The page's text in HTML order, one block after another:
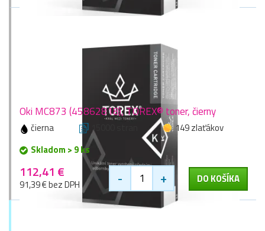
Oki MC873 (45862818), TOREX® toner, čierny
čierna 15000 stran
149 zlaťákov
Skladom > 9 ks
112,41 €
91,39 € bez DPH - + DO KOŠÍKA